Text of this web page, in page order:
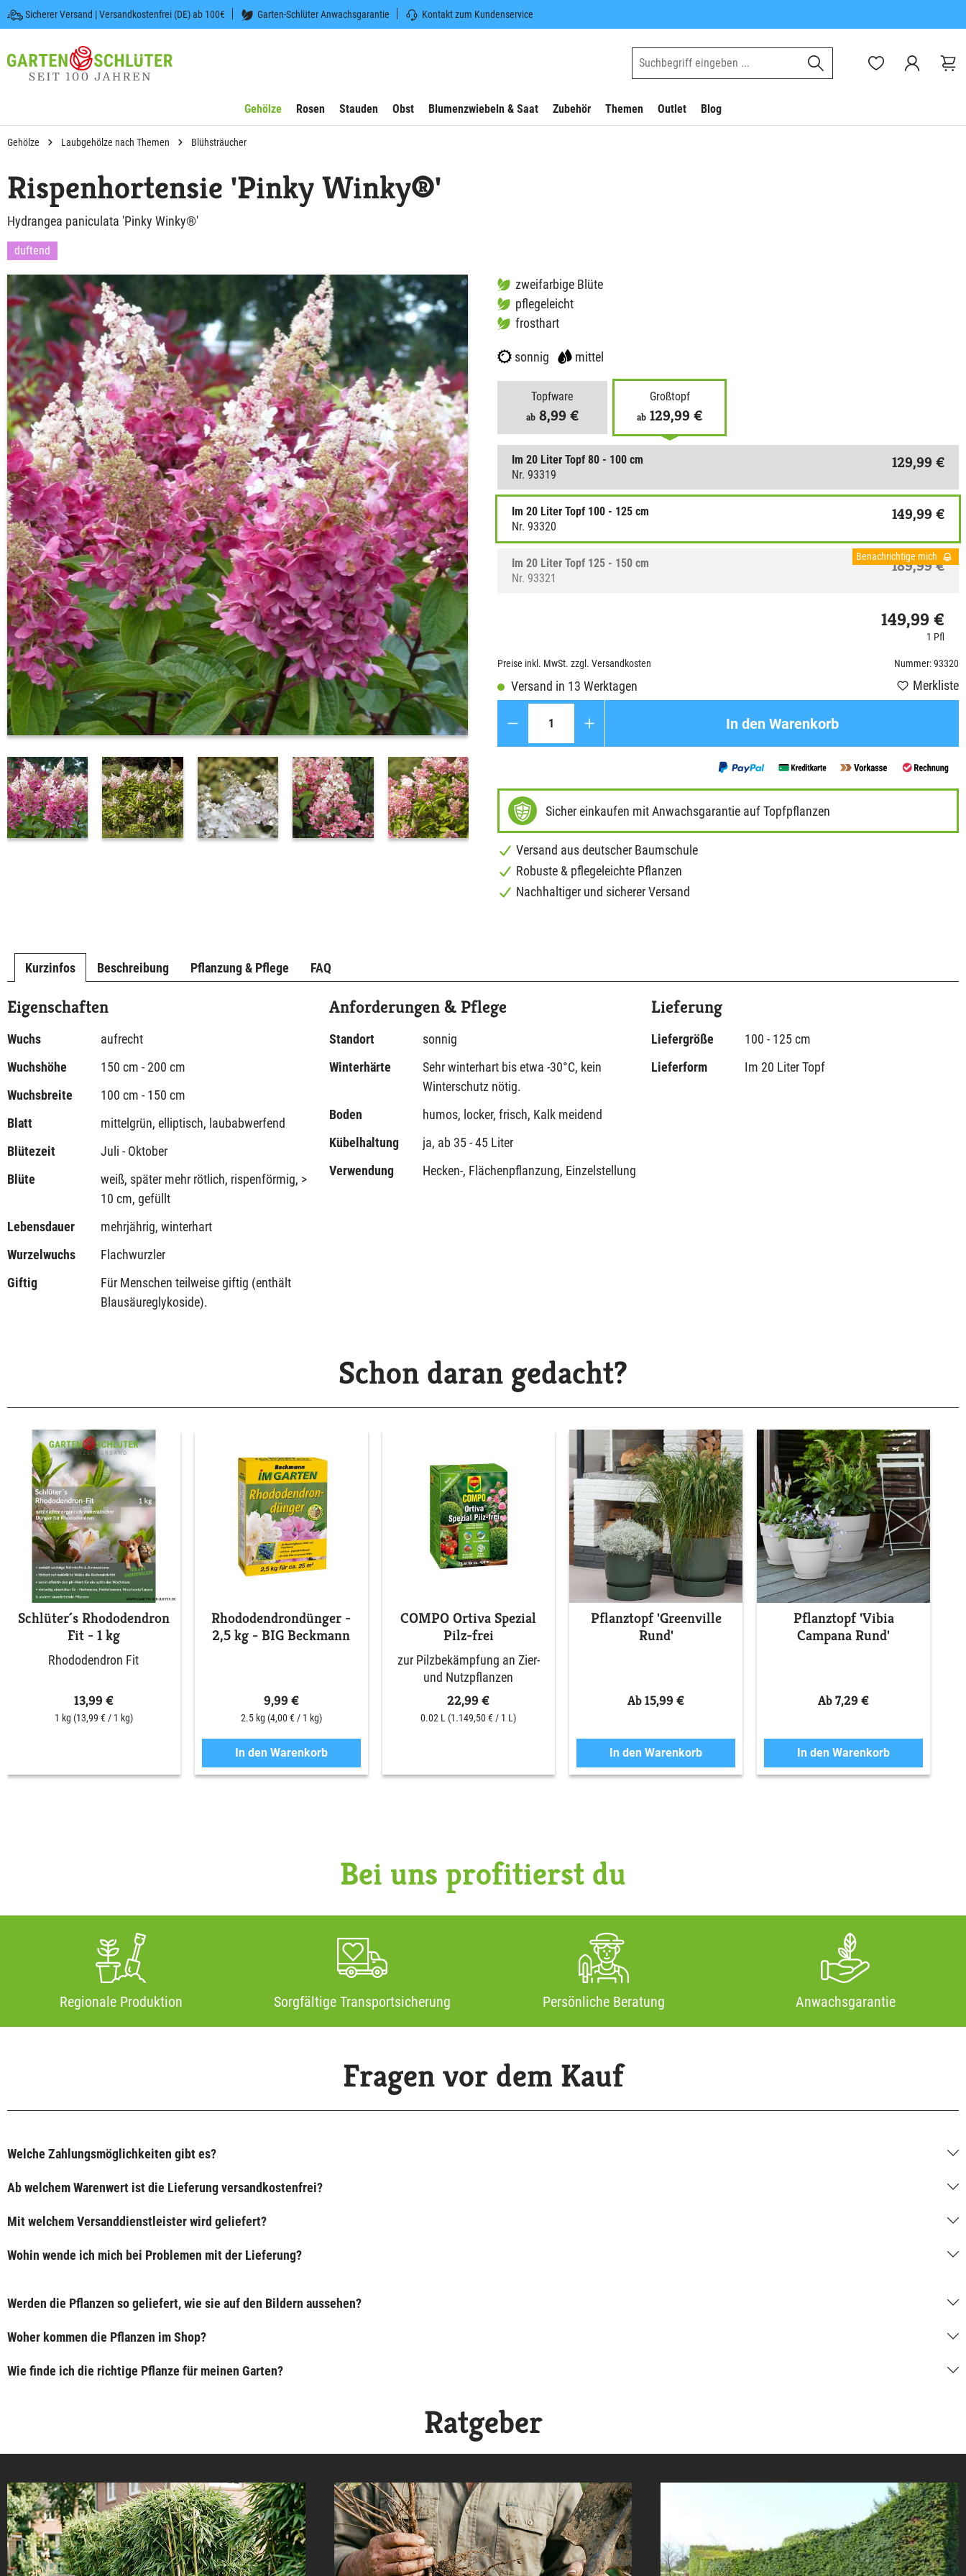
Zur Hauptnavigation springen
Sicherer Versand | Versandkostenfrei (DE) ab 100€ Garten-Schlüter Anwachsgarantie Kontakt zum Kundenservice
Gehölze Rosen Stauden Obst Blumenzwiebeln & Saat Zubehör Themen Outlet Blog
Gehölze Laubgehölze nach Themen Blühsträucher
Rispenhortensie 'Pinky Winky®'
Hydrangea paniculata 'Pinky Winky®'
duftend
zweifarbige Blüte
pflegeleicht
frosthart
sonnig mittel
Topfware
ab 8,99 €
Großtopf
ab 129,99 €
Im 20 Liter Topf 80 - 100 cm
Nr. 93319
129,99 €
Im 20 Liter Topf 100 - 125 cm
Nr. 93320
149,99 €
Benachrichtige mich
Im 20 Liter Topf 125 - 150 cm
Nr. 93321
189,99 €
149,99 €
1 Pfl
Preise inkl. MwSt. zzgl. Versandkosten Nummer: 93320
Versand in 13 Werktagen
Merkliste
In den Warenkorb
Sicher einkaufen mit Anwachsgarantie auf Topfpflanzen
Versand aus deutscher Baumschule
Robuste & pflegeleichte Pflanzen
Nachhaltiger und sicherer Versand
Kurzinfos Beschreibung Pflanzung & Pflege FAQ
Eigenschaften
Wuchs
aufrecht
Wuchshöhe
150 cm - 200 cm
Wuchsbreite
100 cm - 150 cm
Blatt
mittelgrün, elliptisch, laubabwerfend
Blütezeit
Juli - Oktober
Blüte
weiß, später mehr rötlich, rispenförmig, >
10 cm, gefüllt
Lebensdauer
mehrjährig, winterhart
Wurzelwuchs
Flachwurzler
Giftig
Für Menschen teilweise giftig (enthält
Blausäureglykoside).
Anforderungen & Pflege
Standort
sonnig
Winterhärte
Sehr winterhart bis etwa -30°C, kein
Winterschutz nötig.
Boden
humos, locker, frisch, Kalk meidend
Kübelhaltung
ja, ab 35 - 45 Liter
Verwendung
Hecken-, Flächenpflanzung, Einzelstellung
Lieferung
Liefergröße
100 - 125 cm
Lieferform
Im 20 Liter Topf
Schon daran gedacht?
Schlüter´s Rhododendron
Fit - 1 kg
Rhododendron Fit
13,99 €
1 kg (13,99 € / 1 kg)
Rhododendrondünger -
2,5 kg - BIG Beckmann
9,99 €
2.5 kg (4,00 € / 1 kg)
In den Warenkorb
COMPO Ortiva Spezial
Pilz-frei
zur Pilzbekämpfung an Zier-
und Nutzpflanzen
22,99 €
0.02 L (1.149,50 € / 1 L)
Pflanztopf 'Greenville
Rund'
Ab 15,99 €
In den Warenkorb
Pflanztopf 'Vibia
Campana Rund'
Ab 7,29 €
In den Warenkorb
Bei uns profitierst du
Regionale Produktion Sorgfältige Transportsicherung Persönliche Beratung Anwachsgarantie
Fragen vor dem Kauf
Welche Zahlungsmöglichkeiten gibt es?
Ab welchem Warenwert ist die Lieferung versandkostenfrei?
Mit welchem Versanddienstleister wird geliefert?
Wohin wende ich mich bei Problemen mit der Lieferung?
Werden die Pflanzen so geliefert, wie sie auf den Bildern aussehen?
Woher kommen die Pflanzen im Shop?
Wie finde ich die richtige Pflanze für meinen Garten?
Ratgeber